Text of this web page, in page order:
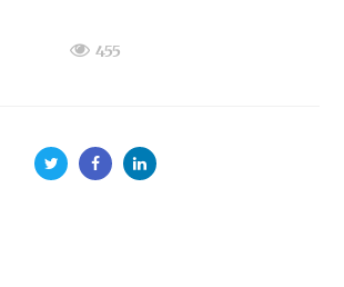
455